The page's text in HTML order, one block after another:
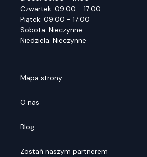
Czwartek: 09:00 - 17:00
Piątek: 09:00 - 17:00
Sobota: Nieczynne
Niedziela: Nieczynne
Mapa strony
O nas
Blog
Zostań naszym partnerem